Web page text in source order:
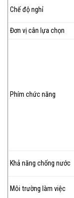
Chế độ nghỉ
Đơn vị cân lựa chọn
Phím chức năng
Khả năng chống nước
Môi trường làm việc